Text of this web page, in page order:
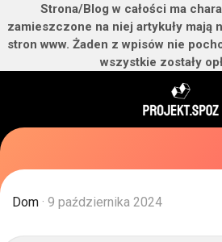
Strona/Blog w całości ma
zamieszczone na niej artykuły mają
stron www. Żaden z wpisów nie
wszystkie zostały
Dom · 9 października 2024